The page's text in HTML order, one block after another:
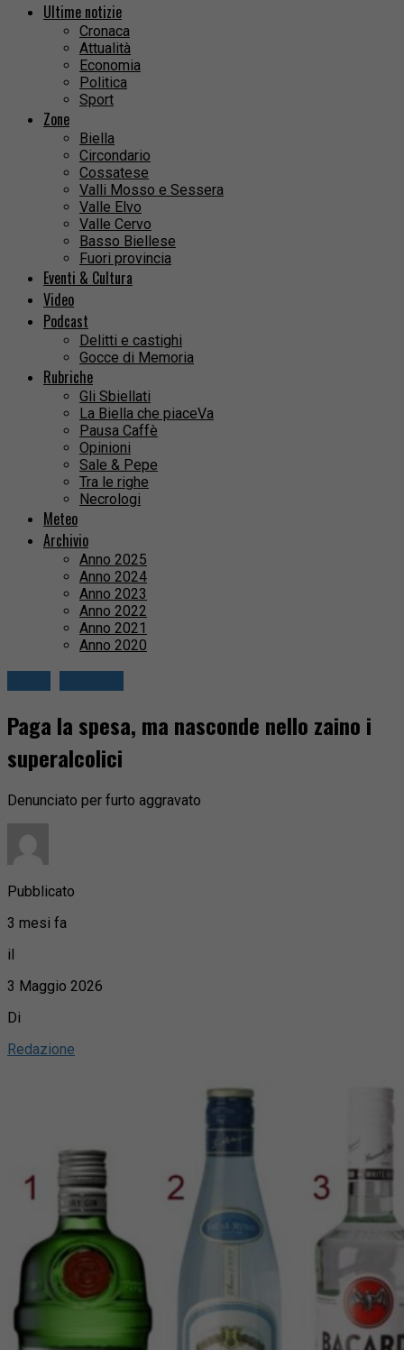
Ultime notizie
Cronaca
Attualità
Economia
Politica
Sport
Zone
Biella
Circondario
Cossatese
Valli Mosso e Sessera
Valle Elvo
Valle Cervo
Basso Biellese
Fuori provincia
Eventi & Cultura
Video
Podcast
Delitti e castighi
Gocce di Memoria
Rubriche
Gli Sbiellati
La Biella che piaceVa
Pausa Caffè
Opinioni
Sale & Pepe
Tra le righe
Necrologi
Meteo
Archivio
Anno 2025
Anno 2024
Anno 2023
Anno 2022
Anno 2021
Anno 2020
Paga la spesa, ma nasconde nello zaino i
superalcolici
Denunciato per furto aggravato
Pubblicato
3 mesi fa
il
3 Maggio 2026
Di
Redazione